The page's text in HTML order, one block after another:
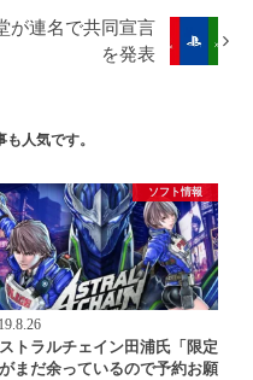
が連名で共同宣言
を発表
人気です。
ソフト情報
トラルチェイン田浦氏「限定
まだ余っているので予約お願